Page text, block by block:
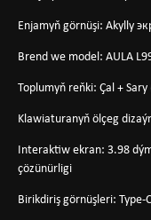
Enjamyň görnüşi: Akylly
Brend we model: AULA
Toplumyň reňki: Çal + Sary
Klawiaturanyň ölçeg
Interaktiw ekran: 3.98
çözünürligi
Birikdiriş görnüşleri: Type-